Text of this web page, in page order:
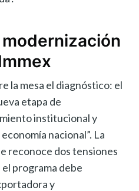
la mesa el diagnóstico: el
etapa de
institucional y
nacional”. La
reconoce dos tensiones
programa debe
y